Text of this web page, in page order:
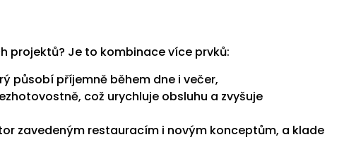
projektů? Je to kombinace více prvků:
působí příjemně během dne i večer,
což urychluje obsluhu a zvyšuje
zavedeným restauracím i novým konceptům, a klade